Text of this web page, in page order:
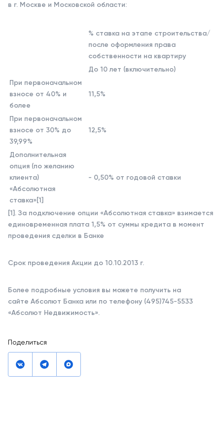
в г. Москве и Московской области:
% ставка на этапе строительства/
после оформления права
собственности на квартиру
До 10 лет (включительно)
При первоначальном
взносе от 40% и
более
11,5%
При первоначальном
взносе от 30% до
39,99%
12,5%
Дополнительная
опция (по желанию
клиента)
«Абсолютная
ставка»[1]
- 0,50% от годовой ставки
[1]. За подключение опции «Абсолютная ставка» взимается
единовременная плата 1,5% от суммы кредита в момент
проведения сделки в Банке
Срок проведения Акции до 10.10.2013 г.
Более подробные условия вы можете получить на
сайте Абсолют Банка или по телефону (495)745-5533
«Абсолют Недвижимость».
Поделиться